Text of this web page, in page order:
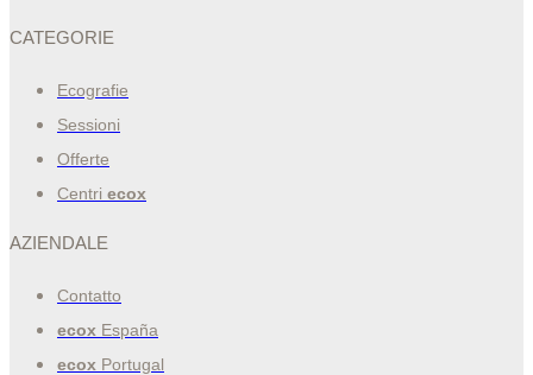
CATEGORIE
Ecografie
Sessioni
Offerte
Centri ecox
AZIENDALE
Contatto
ecox España
ecox Portugal